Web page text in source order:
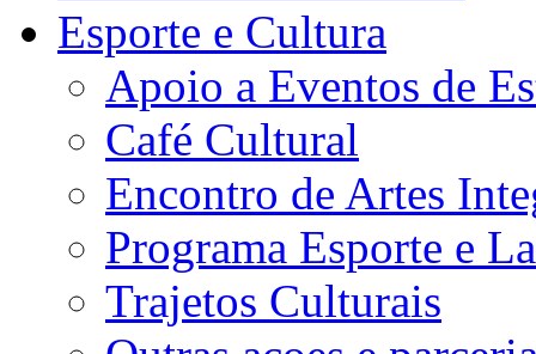
Esporte e Cultura
Apoio a Eventos de
Café Cultural
Encontro de Artes
Programa Esporte e
Trajetos Culturais